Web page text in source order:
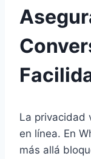
La privacidad
en línea. En
más allá